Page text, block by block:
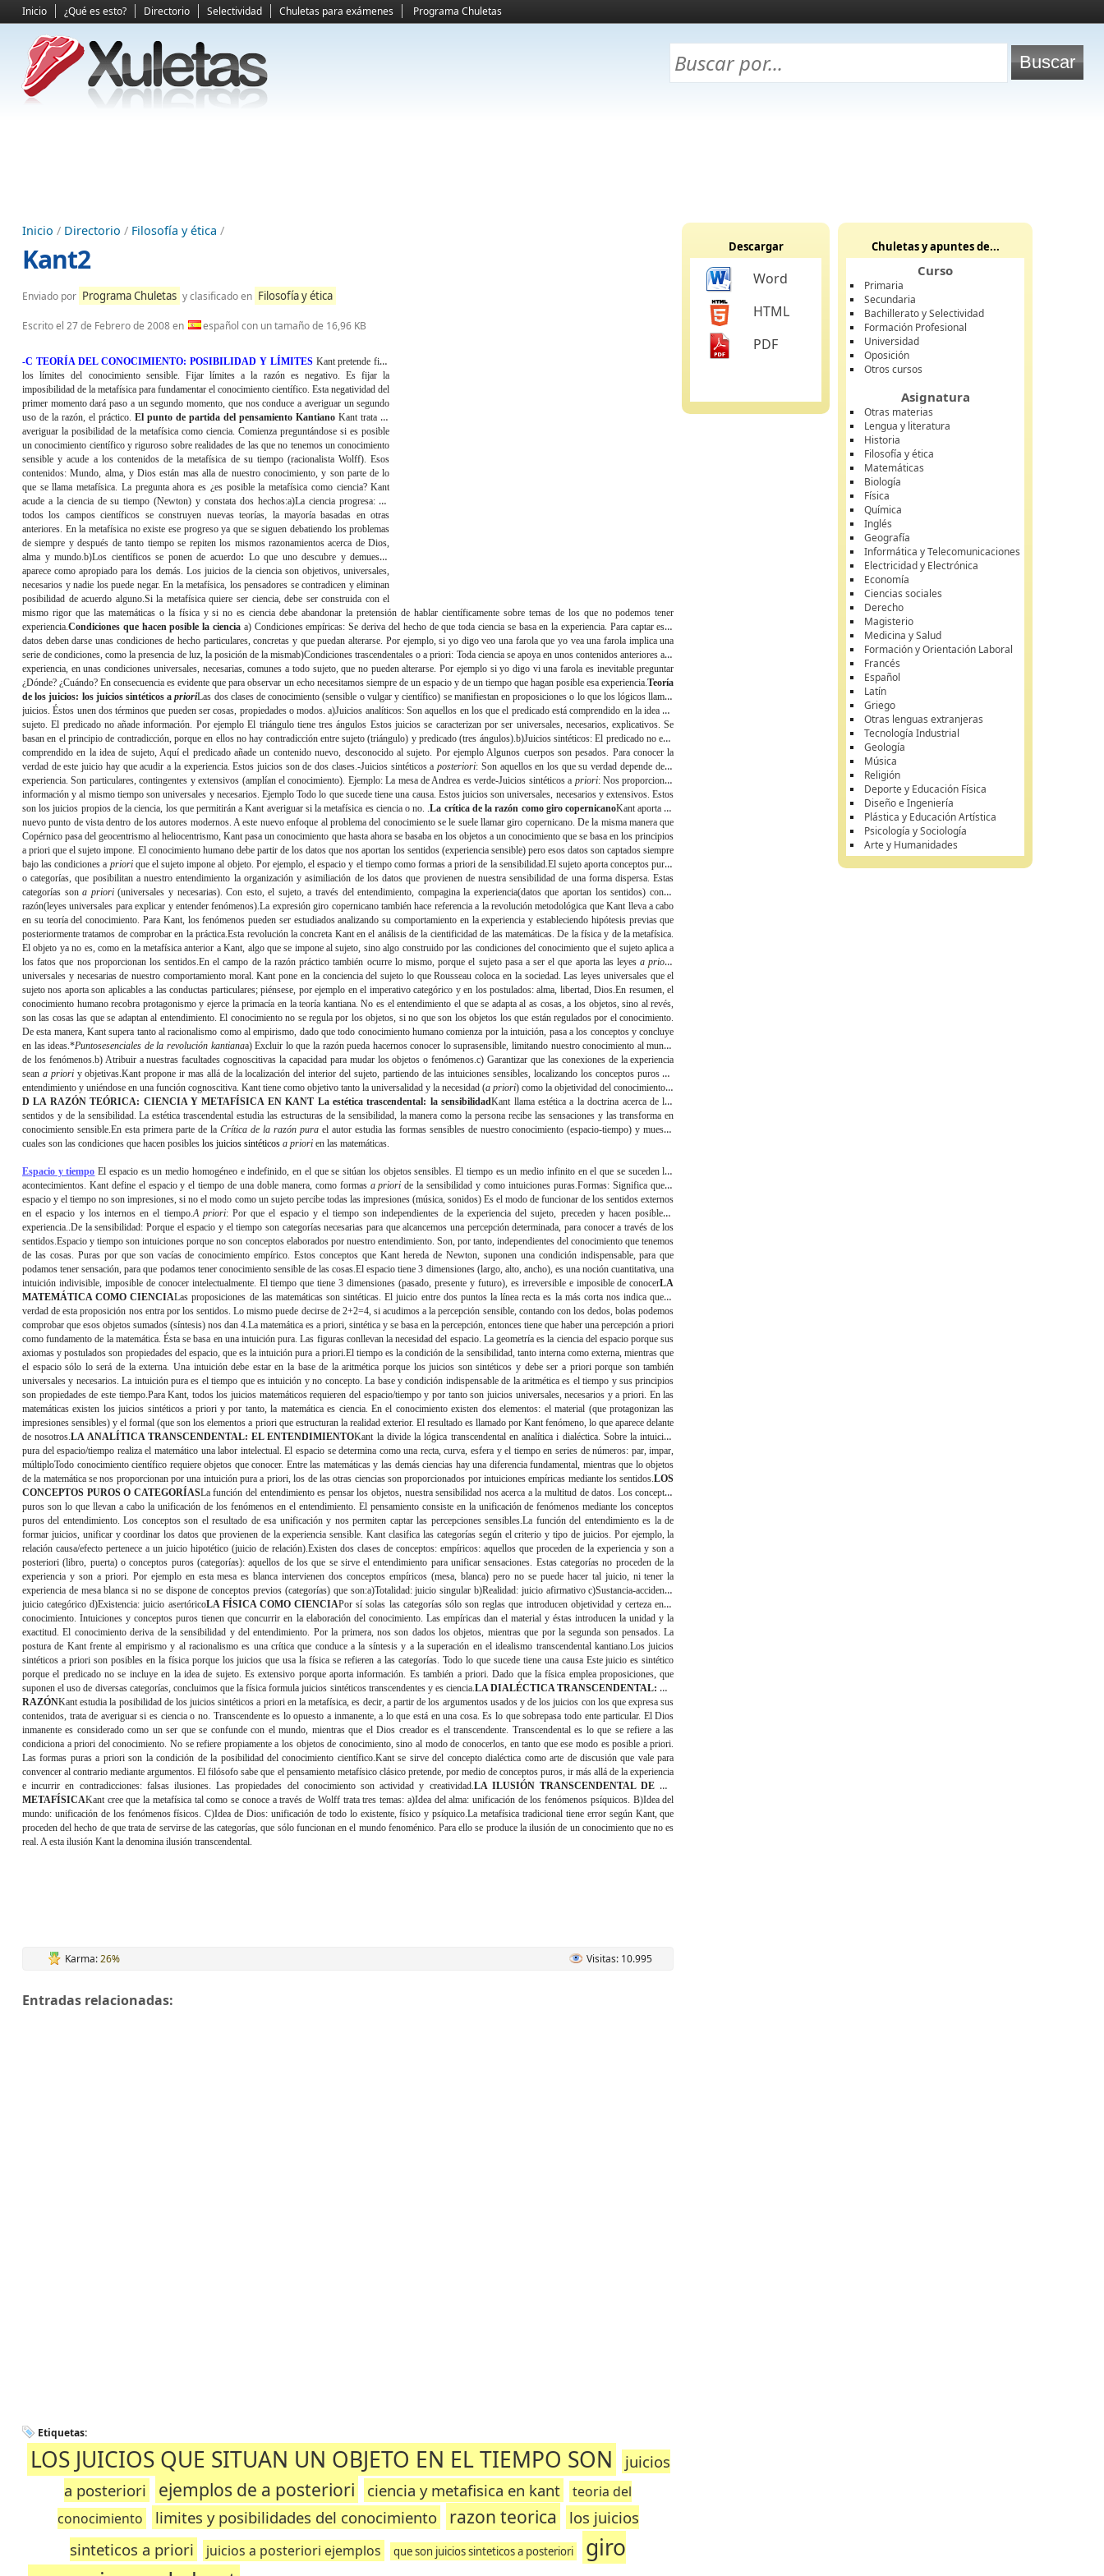
Inicio ¿Qué es esto? Directorio Selectividad Chuletas para exámenes Programa Chuletas
Inicio / Directorio / Filosofía y ética /
Kant2
Enviado por Programa Chuletas y clasificado en Filosofía y ética
Escrito el 27 de Febrero de 2008en español con un tamaño de 16,96 KB
-C TEORÍA DEL CONOCIMIENTO: POSIBILIDAD Y LÍMITES Kant pretende fijar
los límites del conocimiento sensible. Fijar límites a la razón es negativo. Es fijar la
imposibilidad de la metafísica para fundamentar el conocimiento científico. Esta negatividad del
primer momento dará paso a un segundo momento, que nos conduce a averiguar un segundo
uso de la razón, el práctico.El punto de partida del pensamiento KantianoKant trata de
averiguar la posibilidad de la metafísica como ciencia. Comienza preguntándose si es posible
un conocimiento científico y riguroso sobre realidades de las que no tenemos un conocimiento
sensible y acude a los contenidos de la metafísica de su tiempo (racionalista Wolff). Esos
contenidos: Mundo, alma, y Dios están mas alla de nuestro conocimiento, y son parte de lo
que se llama metafísica. La pregunta ahora es ¿es posible la metafísica como ciencia? Kant
acude a la ciencia de su tiempo (Newton) y constata dos hechos:a)La ciencia progresa: En
todos los campos científicos se construyen nuevas teorías, la mayoría basadas en otras
anteriores. En la metafísica no existe ese progreso ya que se siguen debatiendo los problemas
de siempre y después de tanto tiempo se repiten los mismos razonamientos acerca de Dios,
alma y mundo.b)Los científicos se ponen de acuerdo: Lo que uno descubre y demuestra
aparece como apropiado para los demás. Los juicios de la ciencia son objetivos, universales,
necesarios y nadie los puede negar. En la metafísica, los pensadores se contradicen y eliminan
posibilidad de acuerdo alguno.Si la metafísica quiere ser ciencia, debe ser construida con el
mismo rigor que las matemáticas o la física y si no es ciencia debe abandonar la pretensión de hablar científicamente sobre temas de los que no podemos tener
experiencia.Condiciones que hacen posible la ciencia a) Condiciones empíricas: Se deriva del hecho de que toda ciencia se basa en la experiencia. Para captar esos
datos deben darse unas condiciones de hecho particulares, concretas y que puedan alterarse. Por ejemplo, si yo digo veo una farola que yo vea una farola implica una
serie de condiciones, como la presencia de luz, la posición de la mismab)Condiciones trascendentales o a priori: Toda ciencia se apoya en unos contenidos anteriores a la
experiencia, en unas condiciones universales, necesarias, comunes a todo sujeto, que no pueden alterarse. Por ejemplo si yo digo vi una farola es inevitable preguntar
¿Dónde? ¿Cuándo? En consecuencia es evidente que para observar un echo necesitamos siempre de un espacio y de un tiempo que hagan posible esa experiencia.Teoría
de los juicios: los juicios sintéticos aprioriLas dos clases de conocimiento (sensible o vulgar y científico) se manifiestan en proposiciones o lo que los lógicos llaman
juicios. Éstos unen dos términos que pueden ser cosas, propiedades o modos.a)Juicios analíticos: Son aquellos en los que el predicado está comprendido en la idea del
sujeto. El predicado no añade información. Por ejemplo El triángulo tiene tres ángulos Estos juicios se caracterizan por ser universales, necesarios, explicativos. Se
basan en el principio de contradicción, porque en ellos no hay contradicción entre sujeto (triángulo) y predicado (tres ángulos).b)Juicios sintéticos: El predicado no está
comprendido en la idea de sujeto, Aquí el predicado añade un contenido nuevo, desconocido al sujeto. Por ejemplo Algunos cuerpos son pesados. Para conocer la
verdad de este juicio hay que acudir a la experiencia. Estos juicios son de dos clases.-Juicios sintéticos aposteriori: Son aquellos en los que su verdad depende de la
experiencia. Son particulares, contingentes y extensivos (amplían el conocimiento). Ejemplo: La mesa de Andrea es verde-Juicios sintéticos a priori: Nos proporcionan
información y al mismo tiempo son universales y necesarios. Ejemplo Todo lo que sucede tiene una causa. Estos juicios son universales, necesarios y extensivos. Estos
son los juicios propios de la ciencia, los que permitirán a Kant averiguar si la metafísica es ciencia o no. .La crítica de la razón como giro copernicanoKant aporta un
nuevo punto de vista dentro de los autores modernos. A este nuevo enfoque al problema del conocimiento se le suele llamar giro copernicano. De la misma manera que
Copérnico pasa del geocentrismo al heliocentrismo, Kant pasa un conocimiento que hasta ahora se basaba en los objetos a un conocimiento que se basa en los principios
a priori que el sujeto impone. El conocimiento humano debe partir de los datos que nos aportan los sentidos (experiencia sensible) pero esos datos son captados siempre
bajo las condiciones a priorique el sujeto impone al objeto. Por ejemplo, el espacio y el tiempo como formas a priori de la sensibilidad.El sujeto aporta conceptos puros
o categorías, que posibilitan a nuestro entendimiento la organización y asimiliación de los datos que provienen de nuestra sensibilidad de una forma dispersa. Estas
categorías sona priori(universales y necesarias). Con esto, el sujeto, a través del entendimiento, compagina la experiencia(datos que aportan los sentidos) con la
razón(leyes universales para explicar y entender fenómenos).La expresión giro copernicano también hace referencia a la revolución metodológica que Kant lleva a cabo
en su teoría del conocimiento. Para Kant, los fenómenos pueden ser estudiados analizando su comportamiento en la experiencia y estableciendo hipótesis previas que
posteriormente tratamos de comprobar en la práctica.Esta revolución la concreta Kant en el análisis de la cientificidad de las matemáticas. De la física y de la metafísica.
El objeto ya no es, como en la metafísica anterior a Kant, algo que se impone al sujeto, sino algo construido por las condiciones del conocimiento que el sujeto aplica a
los fatos que nos proporcionan los sentidos.En el campo de la razón práctico también ocurre lo mismo, porque el sujeto pasa a ser el que aporta las leyesa priori
,
universales y necesarias de nuestro comportamiento moral. Kant pone en la conciencia del sujeto lo que Rousseau coloca en la sociedad. Las leyes universales que el
sujeto nos aporta son aplicables a las conductas particulares; piénsese, por ejemplo en el imperativo categórico y en los postulados: alma, libertad, Dios.En resumen, el
conocimiento humano recobra protagonismo y ejerce la primacía en la teoría kantiana. No es el entendimiento el que se adapta al as cosas, a los objetos, sino al revés,
son las cosas las que se adaptan al entendimiento. El conocimiento no se regula por los objetos, si no que son los objetos los que están regulados por el conocimiento.
De esta manera, Kant supera tanto al racionalismo como al empirismo, dado que todo conocimiento humano comienza por la intuición, pasa a los conceptos y concluye
en las ideas.*Puntosesenciales de la revolución kantianaa) Excluir lo que la razón pueda hacernos conocer lo suprasensible, limitando nuestro conocimiento al mundo
de los fenómenos.b) Atribuir a nuestras facultades cognoscitivas la capacidad para mudar los objetos o fenómenos.c) Garantizar que las conexiones de la experiencia
sean a prioriy objetivas.Kant propone ir mas allá de la localización del interior del sujeto, partiendo de las intuiciones sensibles, localizando los conceptos puros del
entendimiento y uniéndose en una función cognoscitiva. Kant tiene como objetivo tanto la universalidad y la necesidad (a priori) como la objetividad del conocimiento. -
D LA RAZÓN TEÓRICA: CIENCIA Y METAFÍSICA EN KANT La estética trascendental: la sensibilidadKant llama estética a la doctrina acerca de los
sentidos y de la sensibilidad. La estética trascendental estudia las estructuras de la sensibilidad, la manera como la persona recibe las sensaciones y las transforma en
conocimiento sensible.En esta primera parte de la Crítica de la razón purael autor estudia las formas sensibles de nuestro conocimiento (espacio-tiempo) y muestra
cuales son las condiciones que hacen posibles los juicios sintéticos a priori en las matemáticas.
Espacio y tiempo El espacio es un medio homogéneo e indefinido, en el que se sitúan los objetos sensibles. El tiempo es un medio infinito en el que se suceden los
acontecimientos. Kant define el espacio y el tiempo de una doble manera, como formas a priori de la sensibilidad y como intuiciones puras.Formas: Significa que el
espacio y el tiempo no son impresiones, si no el modo como un sujeto percibe todas las impresiones (música, sonidos) Es el modo de funcionar de los sentidos externos
en el espacio y los internos en el tiempo.A priori: Por que el espacio y el tiempo son independientes de la experiencia del sujeto, preceden y hacen posible la
experiencia..De la sensibilidad: Porque el espacio y el tiempo son categorías necesarias para que alcancemos una percepción determinada, para conocer a través de los
sentidos.Espacio y tiempo son intuiciones porque no son conceptos elaborados por nuestro entendimiento. Son, por tanto, independientes del conocimiento que tenemos
de las cosas. Puras por que son vacías de conocimiento empírico. Estos conceptos que Kant hereda de Newton, suponen una condición indispensable, para que
podamos tener sensación, para que podamos tener conocimiento sensible de las cosas.El espacio tiene 3 dimensiones (largo, alto, ancho), es una noción cuantitativa, una
intuición indivisible, imposible de conocer intelectualmente. El tiempo que tiene 3 dimensiones (pasado, presente y futuro), es irreversible e imposible de conocerLA
MATEMÁTICA COMO CIENCIALas proposiciones de las matemáticas son sintéticas. El juicio entre dos puntos la línea recta es la más corta nos indica que la
verdad de esta proposición nos entra por los sentidos. Lo mismo puede decirse de 2+2=4, si acudimos a la percepción sensible, contando con los dedos, bolas podemos
comprobar que esos objetos sumados (síntesis) nos dan 4.La matemática es a priori, sintética y se basa en la percepción, entonces tiene que haber una percepción a priori
como fundamento de la matemática. Ésta se basa en una intuición pura. Las figuras conllevan la necesidad del espacio. La geometría es la ciencia del espacio porque sus
axiomas y postulados son propiedades del espacio, que es la intuición pura a priori.El tiempo es la condición de la sensibilidad, tanto interna como externa, mientras que
el espacio sólo lo será de la externa. Una intuición debe estar en la base de la aritmética porque los juicios son sintéticos y debe ser a priori porque son también
universales y necesarios. La intuición pura es el tiempo que es intuición y no concepto. La base y condición indispensable de la aritmética es el tiempo y sus principios
son propiedades de este tiempo.Para Kant, todos los juicios matemáticos requieren del espacio/tiempo y por tanto son juicios universales, necesarios y a priori. En las
matemáticas existen los juicios sintéticos a priori y por tanto, la matemática es ciencia. En el conocimiento existen dos elementos: el material (que protagonizan las
impresiones sensibles) y el formal (que son los elementos a priori que estructuran la realidad exterior. El resultado es llamado por Kant fenómeno, lo que aparece delante
de nosotros.LA ANALÍTICA TRANSCENDENTAL: EL ENTENDIMIENTOKant la divide la lógica transcendental en analítica i dialéctica. Sobre la intuición
pura del espacio/tiempo realiza el matemático una labor intelectual. El espacio se determina como una recta, curva, esfera y el tiempo en series de números: par, impar,
múltiploTodo conocimiento científico requiere objetos que conocer. Entre las matemáticas y las demás ciencias hay una diferencia fundamental, mientras que lo objetos
de la matemática se nos proporcionan por una intuición pura a priori, los de las otras ciencias son proporcionados por intuiciones empíricas mediante los sentidos.LOS
CONCEPTOS PUROS O CATEGORÍASLa función del entendimiento es pensar los objetos, nuestra sensibilidad nos acerca a la multitud de datos. Los conceptos
puros son lo que llevan a cabo la unificación de los fenómenos en el entendimiento. El pensamiento consiste en la unificación de fenómenos mediante los conceptos
puros del entendimiento. Los conceptos son el resultado de esa unificación y nos permiten captar las percepciones sensibles.La función del entendimiento es la de
formar juicios, unificar y coordinar los datos que provienen de la experiencia sensible. Kant clasifica las categorías según el criterio y tipo de juicios. Por ejemplo, la
relación causa/efecto pertenece a un juicio hipotético (juicio de relación).Existen dos clases de conceptos: empíricos: aquellos que proceden de la experiencia y son a
posteriori (libro, puerta) o conceptos puros (categorías): aquellos de los que se sirve el entendimiento para unificar sensaciones. Estas categorías no proceden de la
experiencia y son a priori. Por ejemplo en esta mesa es blanca intervienen dos conceptos empíricos (mesa, blanca) pero no se puede hacer tal juicio, ni tener la
experiencia de mesa blanca si no se dispone de conceptos previos (categorías) que son:a)Totalidad: juicio singular b)Realidad: juicio afirmativo c)Sustancia-accidente
:
juicio categórico d)Existencia: juicio asertóricoLA FÍSICA COMO CIENCIAPor sí solas las categorías sólo son reglas que introducen objetividad y certeza en el
conocimiento. Intuiciones y conceptos puros tienen que concurrir en la elaboración del conocimiento. Las empíricas dan el material y éstas introducen la unidad y la
exactitud. El conocimiento deriva de la sensibilidad y del entendimiento. Por la primera, nos son dados los objetos, mientras que por la segunda son pensados. La
postura de Kant frente al empirismo y al racionalismo es una crítica que conduce a la síntesis y a la superación en el idealismo transcendental kantiano.Los juicios
sintéticos a priori son posibles en la física porque los juicios que usa la física se refieren a las categorías. Todo lo que sucede tiene una causa Este juicio es sintético
porque el predicado no se incluye en la idea de sujeto. Es extensivo porque aporta información. Es también a priori. Dado que la física emplea proposiciones, que
suponen el uso de diversas categorías, concluimos que la física formula juicios sintéticos transcendentes y es ciencia.LA DIALÉCTICA TRANSCENDENTAL: LA
RAZÓNKant estudia la posibilidad de los juicios sintéticos a priori en la metafísica, es decir, a partir de los argumentos usados y de los juicios con los que expresa sus
contenidos, trata de averiguar si es ciencia o no. Transcendente es lo opuesto a inmanente, a lo que está en una cosa. Es lo que sobrepasa todo ente particular. El Dios
inmanente es considerado como un ser que se confunde con el mundo, mientras que el Dios creador es el transcendente. Transcendental es lo que se refiere a las
condiciona a priori del conocimiento. No se refiere propiamente a los objetos de conocimiento, sino al modo de conocerlos, en tanto que ese modo es posible a priori.
Las formas puras a priori son la condición de la posibilidad del conocimiento científico.Kant se sirve del concepto dialéctica como arte de discusión que vale para
convencer al contrario mediante argumentos. El filósofo sabe que el pensamiento metafísico clásico pretende, por medio de conceptos puros, ir más allá de la experiencia
e incurrir en contradicciones: falsas ilusiones. Las propiedades del conocimiento son actividad y creatividad.LA ILUSIÓN TRANSCENDENTAL DE LA
METAFÍSICAKant cree que la metafísica tal como se conoce a través de Wolff trata tres temas: a)Idea del alma: unificación de los fenómenos psíquicos. B)Idea del
mundo: unificación de los fenómenos físicos. C)Idea de Dios: unificación de todo lo existente, físico y psíquico.La metafísica tradicional tiene error según Kant, que
proceden del hecho de que trata de servirse de las categorías, que sólo funcionan en el mundo fenoménico. Para ello se produce la ilusión de un conocimiento que no es
real. A esta ilusión Kant la denomina ilusión transcendental.
Karma:26% Visitas: 10.995
Entradas relacionadas:
Etiquetas:
LOS JUICIOS QUE SITUAN UN OBJETO EN EL TIEMPO SON
juicios
a posteriori
ejemplos de a posteriori ciencia y metafisica en kant
teoria del
conocimiento
limites y posibilidades del conocimiento razon teorica
los juicios
sinteticos a priori
juicios a posteriori ejemplos que son juicios sinteticos a posteriori
giro
Descargar
Word
HTML
PDF
Chuletas y apuntes de...
Curso
Primaria
Secundaria
Bachillerato y Selectividad
Formación Profesional
Universidad
Oposición
Otros cursos
Asignatura
Otras materias
Lengua y literatura
Historia
Filosofía y ética
Matemáticas
Biología
Física
Química
Inglés
Geografía
Informática y Telecomunicaciones
Electricidad y Electrónica
Economía
Ciencias sociales
Derecho
Magisterio
Medicina y Salud
Formación y Orientación Laboral
Francés
Español
Latín
Griego
Otras lenguas extranjeras
Tecnología Industrial
Geología
Música
Religión
Deporte y Educación Física
Diseño e Ingeniería
Plástica y Educación Artística
Psicología y Sociología
Arte y Humanidades